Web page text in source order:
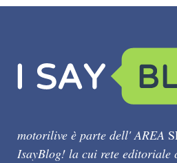
motorilive è parte dell' AREA
IsayBlog! la cui rete editoriale